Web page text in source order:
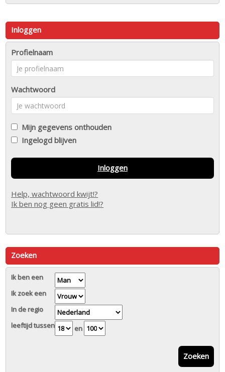
Inloggen
Profielnaam
Wachtwoord
Mijn gegevens onthouden
Ingelogd blijven
Inloggen
Help, wachtwoord kwijt!?
Ik ben nog geen gratis lid!?
Zoeken
Ik ben een
Ik zoek een
In de regio
leeftijd tussen
en
Zoeken